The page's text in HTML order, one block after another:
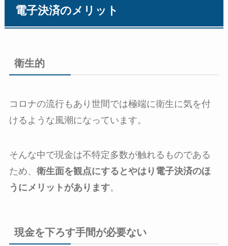
電子決済のメリット
衛生的
コロナの流行もあり世間では極端に衛生に気を付
けるような風潮になっています。
そんな中で現金は不特定多数が触れるものである
ため、 衛生面を観点にするとやはり電子決済のほ
うにメリットがあります。
現金を下ろす手間が必要ない